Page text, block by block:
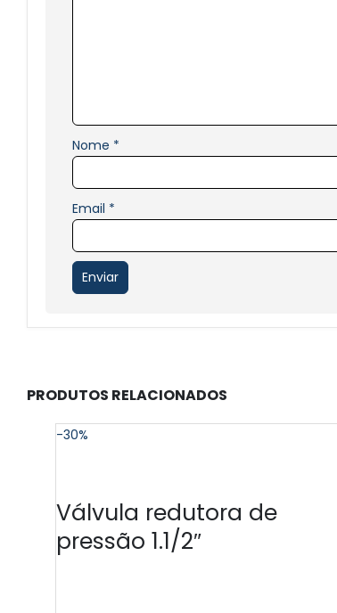
Nome *
Email *
PRODUTOS RELACIONADOS
-30%
Válvula redutora de
pressão 1.1/2″